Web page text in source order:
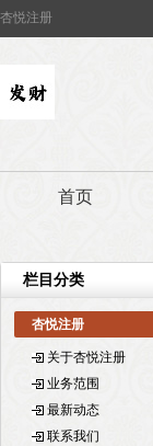
杏悦注册
首页
栏目分类
杏悦注册
关于杏悦注册
业务范围
最新动态
联系我们